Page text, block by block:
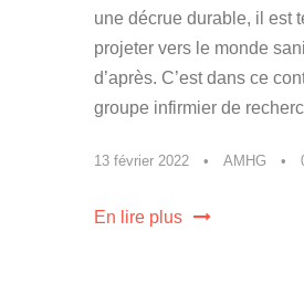
une décrue durable, il est
projeter vers le monde
d’après. C’est dans ce
groupe infirmier de
13 février 2022 • AMHG •
En lire plus